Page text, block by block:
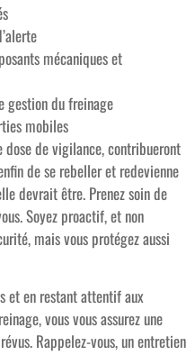
mécaniques et
gestion du freinage
mobiles
dose de vigilance, contribueront
de se rebeller et redevienne
devrait être. Prenez soin de
Soyez proactif, et non
mais vous protégez aussi
et en restant attentif aux
vous vous assurez une
Rappelez-vous, un entretien